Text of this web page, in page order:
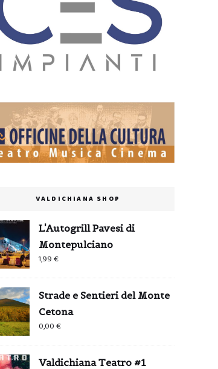
VALDICHIANA SHOP
L'Autogrill Pavesi di
Montepulciano
1,99€
Strade e Sentieri del Monte
Cetona
0,00€
Valdichiana Teatro #1